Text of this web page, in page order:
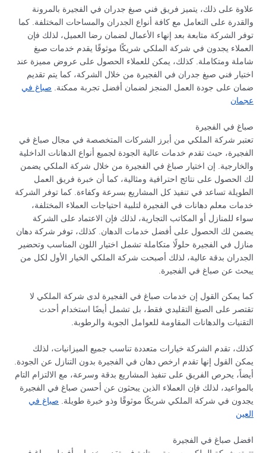
علاوة على ذلك، يتميز فريق فني صبغ جدران في الفجيرة بالمرونة
والقدرة على التعامل مع كافة أنواع الجدران والمساحات المختلفة. كما
توفر الشركة متابعة بعد إنهاء الأعمال لضمان رضا العميل، لذلك فإن
العملاء يجدون في شركة الملكي شريكًا موثوقًا يقدم خدمات صبغ
شاملة ومتكاملة. كذلك، يمكن للعملاء الحصول على عروض مميزة عند
اختيار فني صبغ جدران في الفجيرة من خلال الشركة، كما يتم تقديم
ضمان على جودة العمل المنجز لضمان أفضل تجربة ممكنة. صباغ في
عجمان
صباغ في الفجيرة
تعتبر شركة الملكي من أبرز الشركات المتخصصة في مجال صباغ في
الفجيرة، حيث تقدم خدمات عالية الجودة لجميع أنواع الدهانات الداخلية
والخارجية. إن اختيار صباغ في الفجيرة من خلال شركة الملكي يضمن
لك الحصول على نتائج احترافية ومثالية، كما أن خبرة فريق العمل
الطويلة تساعد في تنفيذ كل المشاريع بسرعة وكفاءة. كما توفر الشركة
خدمات معلم دهانات في الفجيرة لتلبية احتياجات العملاء المختلفة،
سواء للمنازل أو المكاتب التجارية، لذلك فإن الاعتماد على الشركة
يضمن لك الحصول على أفضل خدمات الدهان. كذلك، توفر شركة دهان
منازل في الفجيرة حلولًا متكاملة تشمل اختيار اللون المناسب وتحضير
الجدران بدقة عالية، لذلك أصبحت شركة الملكي الخيار الأول لكل من
يبحث عن صباغ في الفجيرة.
كما يمكن القول إن خدمات صباغ في الفجيرة لدى شركة الملكي لا
تقتصر على الصبغ التقليدي فقط، بل تشمل أيضًا استخدام أحدث
التقنيات والدهانات المقاومة للعوامل الجوية والرطوبة.
كذلك، تقدم الشركة خيارات متعددة تناسب جميع الميزانيات، لذلك
يمكن القول إنها تقدم ارخص دهان في الفجيرة بدون التنازل عن الجودة.
أيضاً، يحرص الفريق على تنفيذ المشاريع بدقة وسرعة، مع الالتزام التام
بالمواعيد، لذلك فإن العملاء الذين يبحثون عن أحسن صباغ في الفجيرة
يجدون في شركة الملكي شريكًا موثوقًا وذو خبرة طويلة. صباغ في
العين
افضل صباغ في الفجيرة